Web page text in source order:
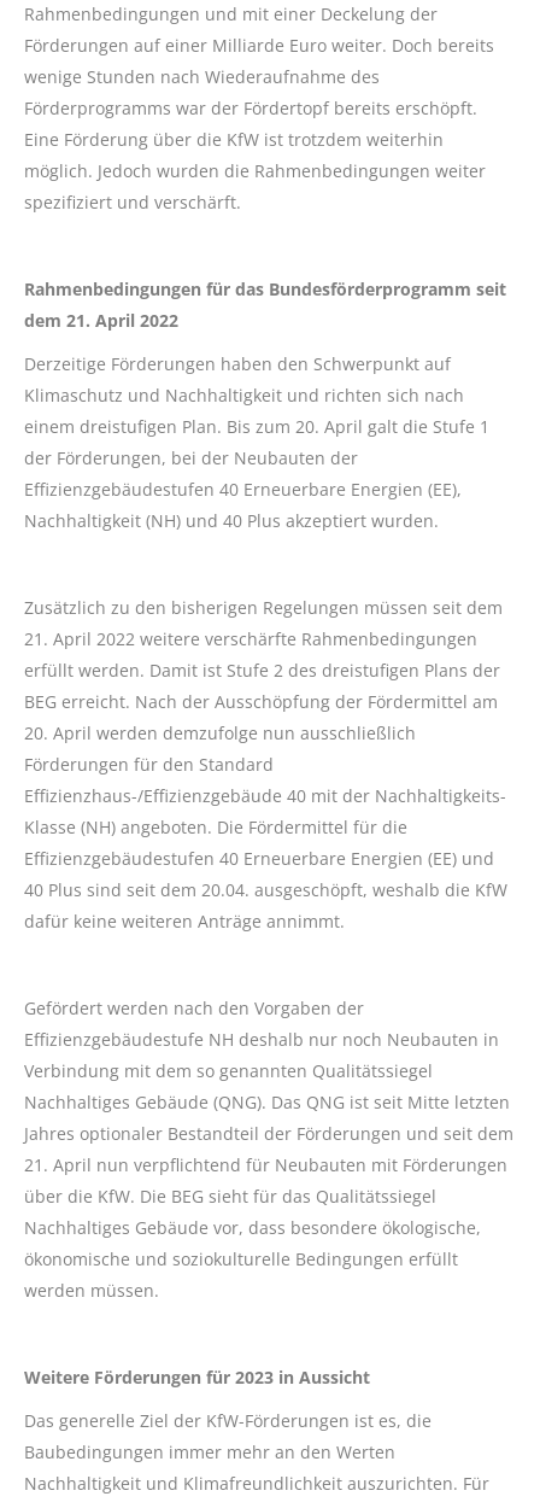
Rahmenbedingungen und mit einer Deckelung der
Förderungen auf einer Milliarde Euro weiter. Doch bereits
wenige Stunden nach Wiederaufnahme des
Förderprogramms war der Fördertopf bereits erschöpft.
Eine Förderung über die KfW ist trotzdem weiterhin
möglich. Jedoch wurden die Rahmenbedingungen weiter
spezifiziert und verschärft.
Rahmenbedingungen für das Bundesförderprogramm seit
dem 21. April 2022
Derzeitige Förderungen haben den Schwerpunkt auf
Klimaschutz und Nachhaltigkeit und richten sich nach
einem dreistufigen Plan. Bis zum 20. April galt die Stufe 1
der Förderungen, bei der Neubauten der
Effizienzgebäudestufen 40 Erneuerbare Energien (EE),
Nachhaltigkeit (NH) und 40 Plus akzeptiert wurden.
Zusätzlich zu den bisherigen Regelungen müssen seit dem
21. April 2022 weitere verschärfte Rahmenbedingungen
erfüllt werden. Damit ist Stufe 2 des dreistufigen Plans der
BEG erreicht. Nach der Ausschöpfung der Fördermittel am
20. April werden demzufolge nun ausschließlich
Förderungen für den Standard
Effizienzhaus-/Effizienzgebäude 40 mit der Nachhaltigkeits-
Klasse (NH) angeboten. Die Fördermittel für die
Effizienzgebäudestufen 40 Erneuerbare Energien (EE) und
40 Plus sind seit dem 20.04. ausgeschöpft, weshalb die KfW
dafür keine weiteren Anträge annimmt.
Gefördert werden nach den Vorgaben der
Effizienzgebäudestufe NH deshalb nur noch Neubauten in
Verbindung mit dem so genannten Qualitätssiegel
Nachhaltiges Gebäude (QNG). Das QNG ist seit Mitte letzten
Jahres optionaler Bestandteil der Förderungen und seit dem
21. April nun verpflichtend für Neubauten mit Förderungen
über die KfW. Die BEG sieht für das Qualitätssiegel
Nachhaltiges Gebäude vor, dass besondere ökologische,
ökonomische und soziokulturelle Bedingungen erfüllt
werden müssen.
Weitere Förderungen für 2023 in Aussicht
Das generelle Ziel der KfW-Förderungen ist es, die
Baubedingungen immer mehr an den Werten
Nachhaltigkeit und Klimafreundlichkeit auszurichten. Für